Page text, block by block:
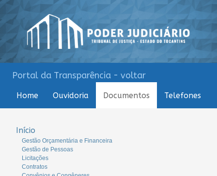
Portal da Transparência - voltar
Home Ouvidoria Documentos Telefones
Início
Gestão Orçamentária e Financeira
Gestão de Pessoas
Licitações
Contratos